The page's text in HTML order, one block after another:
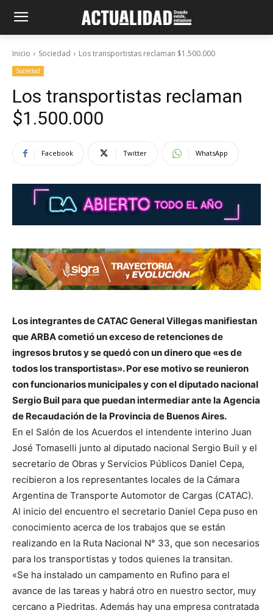
Inicio Sociedad Los transportistas reclaman $1.500.000
Sociedad
Los transportistas reclaman
$1.500.000
Facebook Twitter WhatsApp
Los integrantes de CATAC General Villegas manifiestan
que ARBA cometió un exceso de retenciones de
ingresos brutos y se quedó con un dinero que «es de
todos los transportistas». Por ese motivo se reunieron
con funcionarios municipales y con el diputado nacional
Sergio Buil para que puedan intermediar ante la Agencia
de Recaudación de la Provincia de Buenos Aires.
En el Salón de los Acuerdos el intendente interino Juan
José Tomaselli junto al diputado nacional Sergio Buil y el
secretario de Obras y Servicios Públicos Daniel Cepa,
recibieron a los representantes locales de la Cámara
Argentina de Transporte Automotor de Cargas (CATAC).
Al inicio del encuentro el secretario Daniel Cepa puso en
conocimiento acerca de los trabajos que se están
realizando en la Ruta Nacional N° 33, que son necesarios
para los transportistas y todos quienes la transitan.
«Se ha instalado un campamento en Rufino para el
avance de las tareas y habrá otro en nuestro sector, muy
cercano a Piedritas. Además hay una empresa contratada